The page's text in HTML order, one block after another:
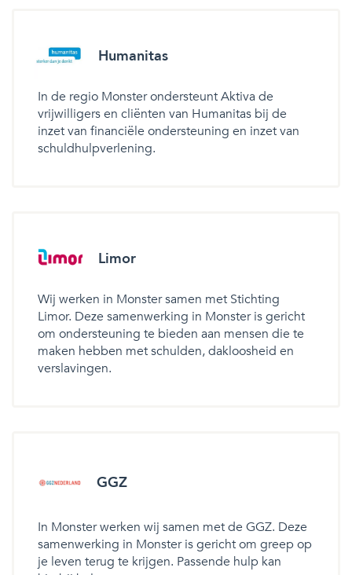
Humanitas
In de regio Monster ondersteunt Aktiva de
vrijwilligers en cliënten van Humanitas bij de
inzet van financiële ondersteuning en inzet van
schuldhulpverlening.
Limor
Wij werken in Monster samen met Stichting
Limor. Deze samenwerking in Monster is gericht
om ondersteuning te bieden aan mensen die te
maken hebben met schulden, dakloosheid en
verslavingen.
GGZ
In Monster werken wij samen met de GGZ. Deze
samenwerking in Monster is gericht om greep op
je leven terug te krijgen. Passende hulp kan